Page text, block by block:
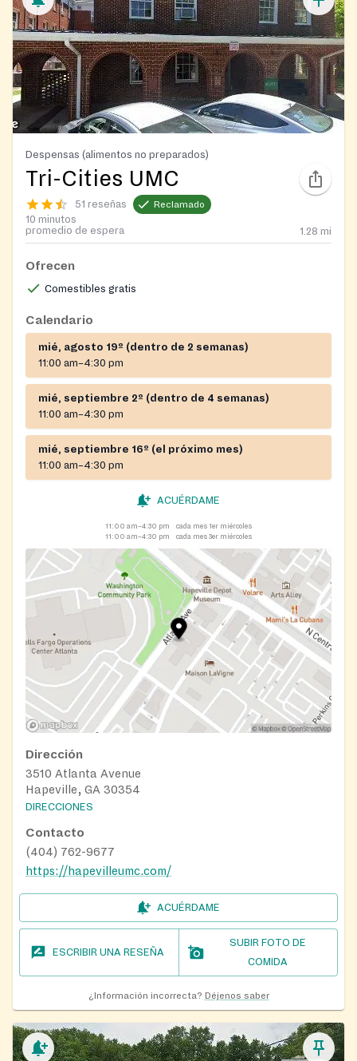
Despensas (alimentos no preparados)
Tri-Cities UMC
51 reseñas Reclamado
10 minutos
promedio de espera
1.28 mi
Ofrecen
Comestibles gratis
Calendario
mié, agosto 19º (dentro de 2 semanas)
11:00 am–4:30 pm
mié, septiembre 2º (dentro de 4 semanas)
11:00 am–4:30 pm
mié, septiembre 16º (el próximo mes)
11:00 am–4:30 pm
ACUÉRDAME
11:00 am–4:30 pm
cada mes 1er miércoles
11:00 am–4:30 pm
cada mes 3er miércoles
Dirección
3510 Atlanta Avenue
Hapeville, GA 30354
DIRECCIONES
Contacto
(404) 762-9677
https://hapevilleumc.com/
ACUÉRDAME
ESCRIBIR UNA RESEÑA
SUBIR FOTO DE
COMIDA
¿Información incorrecta? Déjenos saber